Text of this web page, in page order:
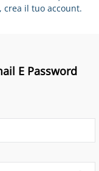
crea il tuo account.
E Password